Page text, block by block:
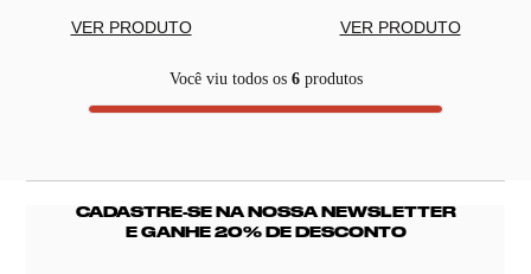
VER PRODUTO VER PRODUTO
Você viu todos os 6produtos
CADASTRE-SE NA NOSSA NEWSLETTER
E GANHE 20% DE DESCONTO